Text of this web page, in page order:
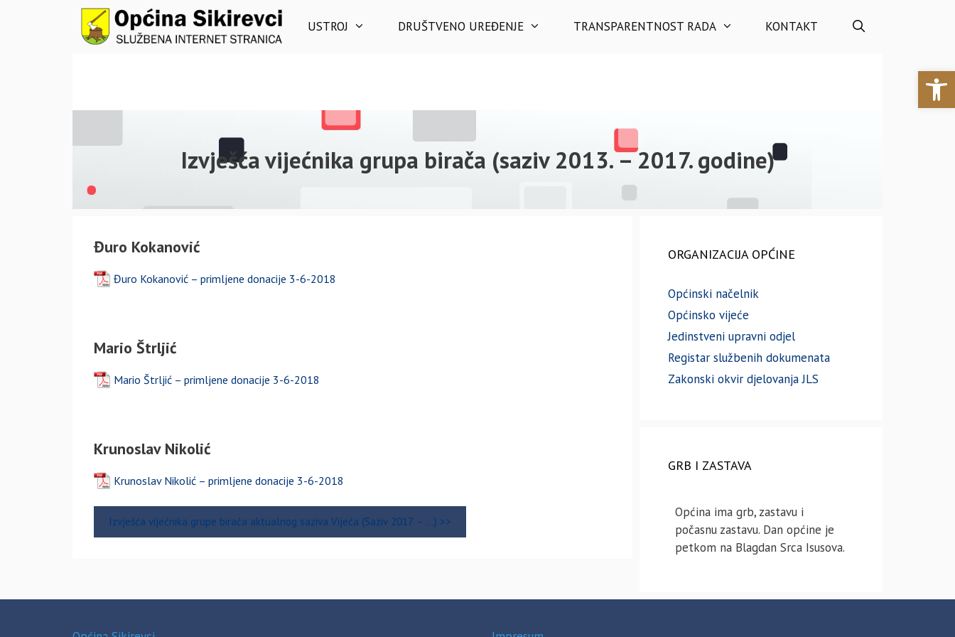
USTROJ DRUŠTVENO UREĐENJE TRANSPARENTNOST RADA KONTAKT
Izvješća vijećnika grupa birača (saziv 2013. – 2017. godine)
Đuro Kokanović
Đuro Kokanović – primljene donacije 3-6-2018
Mario Štrljić
Mario Štrljić – primljene donacije 3-6-2018
Krunoslav Nikolić
Krunoslav Nikolić – primljene donacije 3-6-2018
Izvješća vijećnika grupe birača aktualnog saziva Vijeća (Saziv 2017 – …) >>
ORGANIZACIJA OPĆINE
Općinski načelnik
Općinsko vijeće
Jedinstveni upravni odjel
Registar službenih dokumenata
Zakonski okvir djelovanja JLS
GRB I ZASTAVA
Općina ima grb, zastavu i
počasnu zastavu. Dan općine je
petkom na Blagdan Srca Isusova.